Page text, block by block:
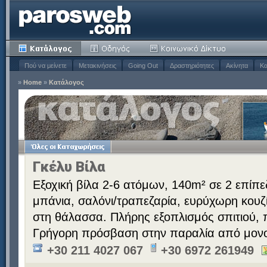
Πού να μείνετε Μετακινήσεις Going Out Δραστηριότητες Ακίνητα
» Home » Κατάλογος
Γκέλυ Βίλα
Εξοχική βίλα 2-6 ατόμων, 140m² σε 2
μπάνια, σαλόνι/τραπεζαρία, ευρύχωρη
στη θάλασσα. Πλήρης εξοπλισμός
Γρήγορη πρόσβαση στην παραλία από
+30 211 4027 067
+30 6972 261949